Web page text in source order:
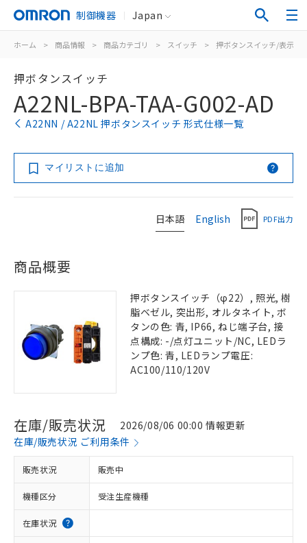
制御機器 Japan
ホーム > 商品情報 > 商品カテゴリ > スイッチ > 押ボタンスイッチ/表示灯
押ボタンスイッチ
A22NL-BPA-TAA-G002-AD
A22NN / A22NL 押ボタンスイッチ 形式仕様一覧
マイリストに追加
日本語 English PDF出力
商品概要
押ボタンスイッチ（φ22）, 照光, 樹
脂ベゼル, 突出形, オルタネイト, ボ
タンの色: 青, IP66, ねじ端子台, 接
点構成: -/点灯ユニット/NC, LEDラ
ンプ色: 青, LEDランプ電圧:
AC100/110/120V
在庫/販売状況
2026/08/06 00:00 情報更新
在庫/販売状況 ご利用条件
販売状況 販売中
機種区分 受注生産機種
在庫状況